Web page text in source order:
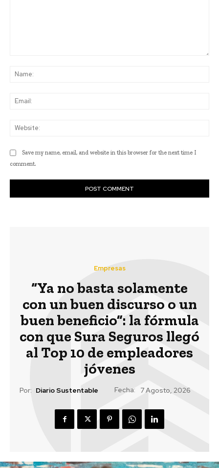
Save my name, email, and website in this browser for the next time I
comment.